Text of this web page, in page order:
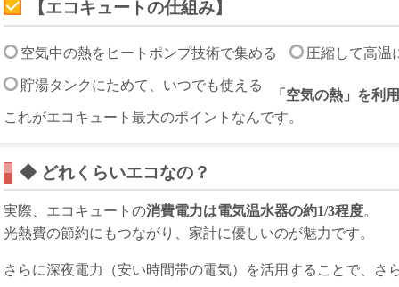
【エコキュートの仕組み】
空気中の熱をヒートポンプ技術で集める 圧縮して高温
貯湯タンクにためて、いつでも使える
「空気の熱」を利
これがエコキュート最大のポイントなんです。
◆ どれくらいエコなの？
実際、エコキュートの消費電力は電気温水器の約1/3程度。
光熱費の節約にもつながり、家計に優しいのが魅力です。
さらに深夜電力（安い時間帯の電気）を活用することで、さ